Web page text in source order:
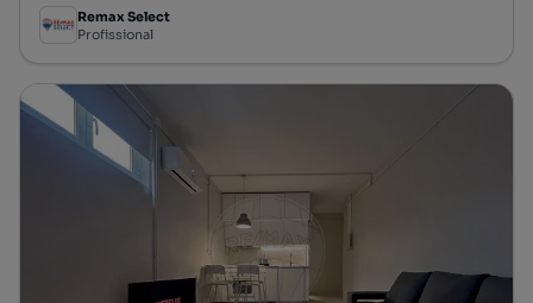
Remax Select
Profissional